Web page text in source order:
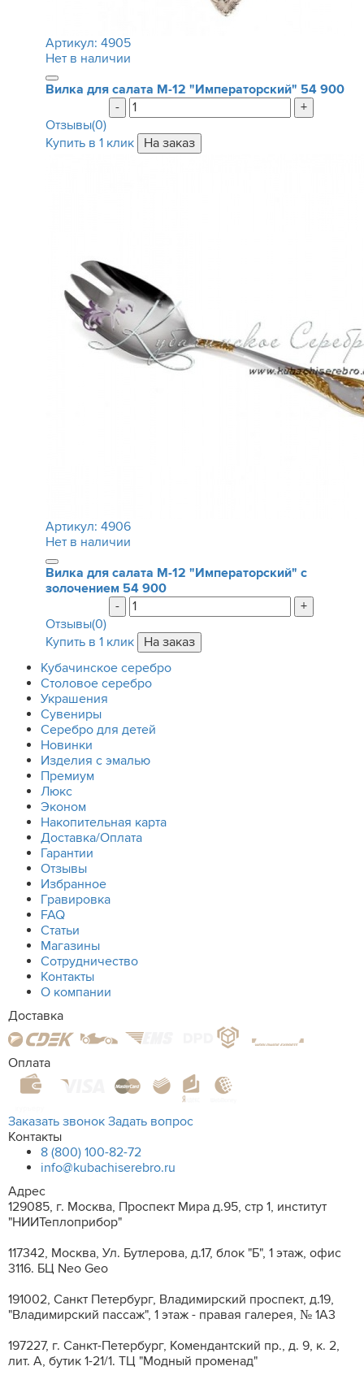
Артикул: 4905
Нет в наличии
Вилка для салата М-12 "Императорский" 54 900
-
+
Отзывы(0)
Купить в 1 клик
Артикул: 4906
Нет в наличии
Вилка для салата М-12 "Императорский" с
золочением 54 900
-
+
Отзывы(0)
Купить в 1 клик
Кубачинское серебро
Столовое серебро
Украшения
Сувениры
Серебро для детей
Новинки
Изделия с эмалью
Премиум
Люкс
Эконом
Накопительная карта
Доставка/Оплата
Гарантии
Отзывы
Избранное
Гравировка
FAQ
Статьи
Магазины
Сотрудничество
Контакты
О компании
Доставка
Оплата
Заказать звонок Задать вопрос
Контакты
8 (800) 100-82-72
info@kubachiserebro.ru
Адрес
129085, г. Москва, Проспект Мира д.95, стр 1, институт
"НИИТеплоприбор"
117342, Москва, Ул. Бутлерова, д.17, блок "Б", 1 этаж, офис
3116. БЦ Neo Geo
191002, Санкт Петербург, Владимирский проспект, д.19,
"Владимирский пассаж", 1 этаж - правая галерея, № 1А3
197227, г. Санкт-Петербург, Комендантский пр., д. 9, к. 2,
лит. A, бутик 1-21/1. ТЦ "Модный променад"